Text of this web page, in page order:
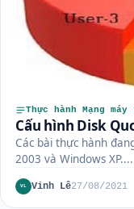
Thực hành Mạng
Cấu hình Disk
Các bài thực hành
2003 và Windows XP....
VL Vinh Lê27/08/2021